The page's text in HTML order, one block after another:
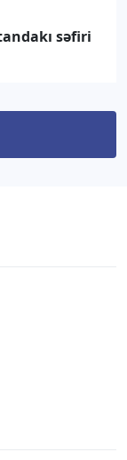
səfiri